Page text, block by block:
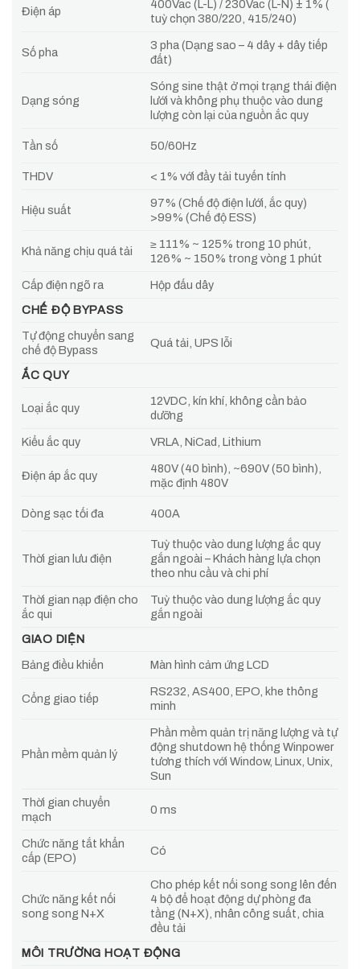
Điện áp
400Vac (L-L) / 230Vac (L-N) ± 1% (
tuỳ chọn 380/220, 415/240)
Số pha
3 pha (Dạng sao – 4 dây + dây tiếp
đất)
Dạng sóng
Sóng sine thật ở mọi trạng thái điện
lưới và không phụ thuộc vào dung
lượng còn lại của nguồn ắc quy
Tần số 50/60Hz
THDV < 1% với đầy tải tuyến tính
Hiệu suất
97% (Chế độ điện lưới, ắc quy)
>99% (Chế độ ESS)
Khả năng chịu quá tải
≥ 111% ~ 125% trong 10 phút,
126% ~ 150% trong vòng 1 phút
Cấp điện ngõ ra
Hộp đấu dây
CHẾ ĐỘ BYPASS
Tự động chuyển sang
chế độ Bypass
Quá tải, UPS lỗi
ẮC QUY
Loại ắc quy
12VDC, kín khí, không cần bảo
dưỡng
Kiểu ắc quy VRLA, NiCad, Lithium
Điện áp ắc quy
480V (40 bình), ~690V (50 bình),
mặc định 480V
Dòng sạc tối đa 400A
Thời gian lưu điện
Tuỳ thuộc vào dung lượng ắc quy
gắn ngoài – Khách hàng lựa chọn
theo nhu cầu và chi phí
Thời gian nạp điện cho
ắc qui
Tuỳ thuộc vào dung lượng ắc quy
gắn ngoài
GIAO DIỆN
Bảng điều khiển
Màn hình cảm ứng LCD
Cổng giao tiếp
RS232, AS400, EPO, khe thông
minh
Phần mềm quản lý
Phần mềm quản trị năng lượng và tự
động shutdown hệ thống Winpower
tương thích với Window, Linux, Unix,
Sun
Thời gian chuyển
mạch
0 ms
Chức năng tắt khẩn
cấp (EPO)
Có
Chức năng kết nối
song song N+X
Cho phép kết nối song song lên đến
4 bộ để hoạt động dự phòng đa
tầng (N+X), nhân công suất, chia
đều tải
MÔI TRƯỜNG HOẠT ĐỘNG